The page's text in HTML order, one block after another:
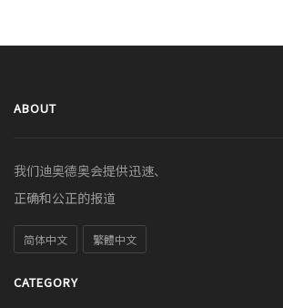
ABOUT
我们迪奥德奥会提供迅速、
正确和公正的报道
简体中文 繁體中文
CATEGORY